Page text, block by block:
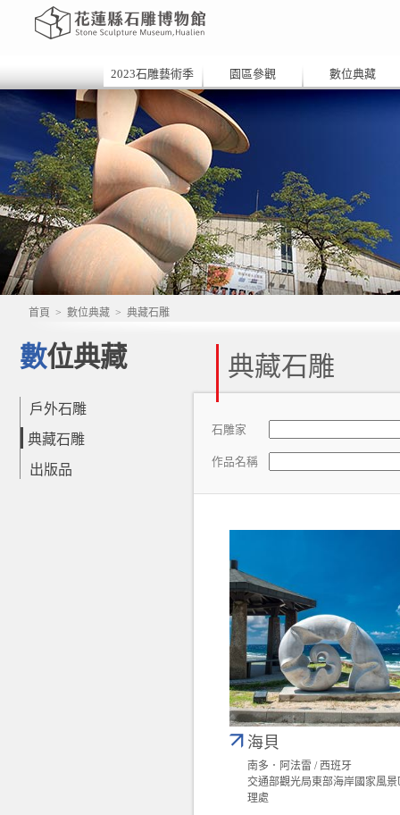
2023石雕藝術季 園區參觀 數位典藏
首頁 > 數位典藏 > 典藏石雕
數位典藏
戶外石雕
典藏石雕
出版品
典藏石雕
石雕家
作品名稱
海貝
南多．阿法雷 / 西班牙
交通部觀光局東部海岸國家風景
理處